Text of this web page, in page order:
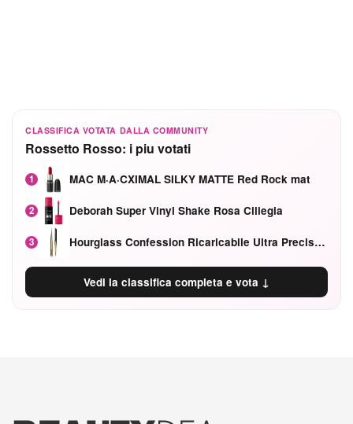
CLASSIFICA VOTATA DALLA COMMUNITY
Rossetto Rosso: i piu votati
1 MAC M·A·CXIMAL SILKY MATTE Red Rock mat
2 Deborah Super Vinyl Shake Rosa Ciliegia
3 Hourglass Confession Ricaricabile Ultra Preciso Ad Alta Intensità Secretly Classic Red
Vedi la classifica completa e vota ↓